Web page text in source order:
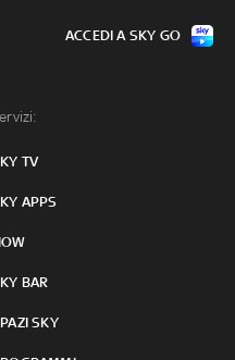
TV
APPS
BAR
SKY
ACCEDI A SKY GO